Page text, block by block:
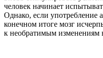
человек начинает
Однако, если употребление
конечном итоге мозг
к необратимым изменениям